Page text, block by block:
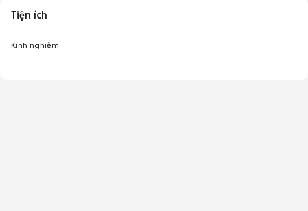
Tiện ích
Kinh nghiệm